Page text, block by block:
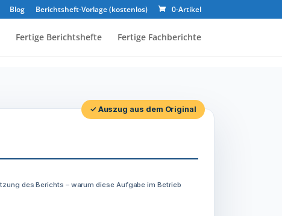
Blog Berichtsheft-Vorlage (kostenlos) 0-Artikel
Fertige Berichtshefte Fertige Fachberichte
✓ Auszug aus dem Original
des Berichts – warum diese Aufgabe im Betrieb